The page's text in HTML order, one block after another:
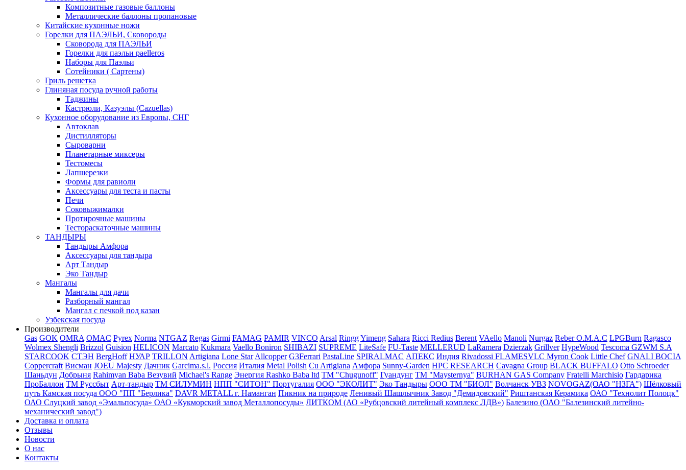
Композитные газовые баллоны
Металлические баллоны пропановые
Китайские кухонные ножи
Горелки для ПАЭЛЬИ, Сковороды
Сковорода для ПАЭЛЬИ
Горелки для паэльи paelleros
Наборы для Паэльи
Сотейники ( Сартены)
Гриль решетка
Глиняная посуда ручной работы
Таджины
Кастрюли, Казуэлы (Cazuellas)
Кухонное оборудование из Европы, СНГ
Автоклав
Дистилляторы
Сыроварни
Планетарные миксеры
Тестомесы
Лапшерезки
Формы для равиоли
Аксессуары для теста и пасты
Печи
Соковыжималки
Протирочные машины
Тестораскаточные машины
ТАНДЫРЫ
Тандыры Амфора
Аксессуары для тандыра
Арт Тандыр
Эко Тандыр
Мангалы
Мангалы для дачи
Разборный мангал
Мангал с печкой под казан
Узбекская посуда
Производители
Gas GOK OMRA OMAC Pyrex Norma NTGAZ Regas Girmi FAMAG PAMIR VINCO Arsal RinggYimeng Sahara Ricci Redius Berent VAello Manoli Nurgaz ReberO.M.A.C LPGBurn Ragasco
Wolmex Shengli Brizzol Guision HELICON Marcato Kukmara Vaello Boniron SHIBAZI SUPREME LiteSafe FU-Taste MELLERUD LaRamera Dzierzak Grillver HypeWood Tescoma GZWM S.A
STARCOOK СТЭН BergHoff НУАР TRILLON Artigiana Lone Star Allcopper G3Ferrari PastaLine SPIRALMAC АПЕКС Индия Rivadossi FLAMESVLC Myron Cook Little Chef GNALI BOCIA
Coppercraft Висман JOEU Majesty Дачник Garcima.s.l. Россия Италия Metal Polish Cu Artigiana Амфора Sunny-Garden HPC RESEARCH Cavagna Group BLACK BUFFALO Otto Schroeder
Шаньдун Добрыня Rahimyan Baba Везувий Michael's Range Энергия Rashko Baba ltd ТМ "Chugunoff" Гуандунг ТМ "Maysternya" BURHAN GAS Company Fratelli Marchisio Гардарика
ПроБаллон ТМ Руссбыт Арт-тандыр ТМ СИЛУМИН НПП "СИТОН" Португалия ООО "ЭКОЛИТ" Эко Тандыры ООО ТМ "БИОЛ" Волчанск УВЗ NOVOGAZ(ОАО "НЗГА") Шёлковый
путь Камская посуда ООО "ПП "Берлика" DAVR METALL г. Наманган Пикник на природе Ленивый Шашлычник Завод "Демидовский" Риштанская Керамика ОАО "Технолит Полоцк"
ОАО Слуцкий завод «Эмальпосуда» ОАО «Кукморский завод Металлопосуды» ЛИТКОМ (АО «Рубцовский литейный комплекс ЛДВ») Балезино (ОАО "Балезинский литейно-
механический завод")
Доставка и оплата
Отзывы
Новости
О нас
Контакты